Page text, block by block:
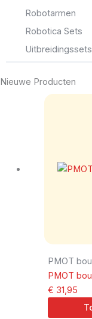
Robotarmen
Robotica Sets
Uitbreidingssets
Nieuwe Producten
PMOT
PMOT
€ 31,95